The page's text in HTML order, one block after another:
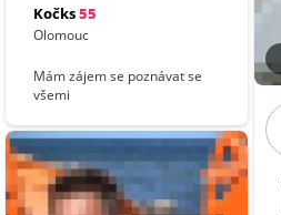
Kočks55
Olomouc
Mám zájem se poznávat se
všemi